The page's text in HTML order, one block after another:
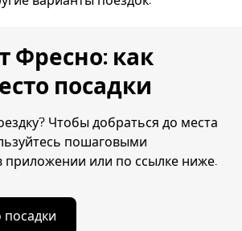
Фресно: как
посадки
Чтобы добраться до места
пошаговыми
приложении или по ссылке ниже.
посадки